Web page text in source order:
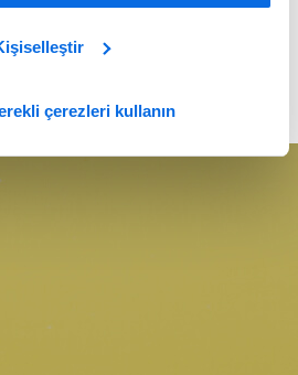
çerezleri kullanın